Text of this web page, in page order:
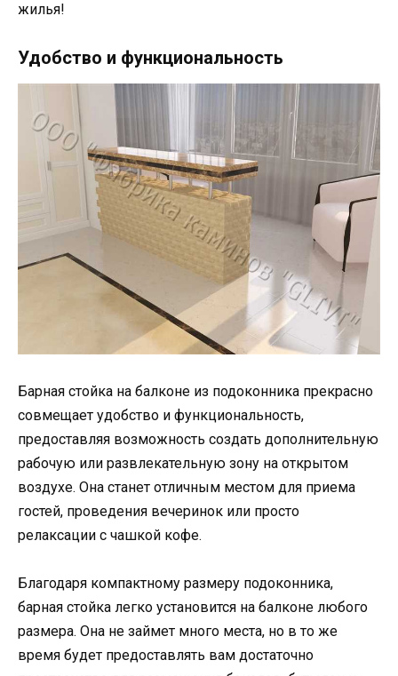
жилья!
Удобство и функциональность
Барная стойка на балконе из подоконника прекрасно
совмещает удобство и функциональность,
предоставляя возможность создать дополнительную
рабочую или развлекательную зону на открытом
воздухе. Она станет отличным местом для приема
гостей, проведения вечеринок или просто
релаксации с чашкой кофе.
Благодаря компактному размеру подоконника,
барная стойка легко установится на балконе любого
размера. Она не займет много места, но в то же
время будет предоставлять вам достаточно